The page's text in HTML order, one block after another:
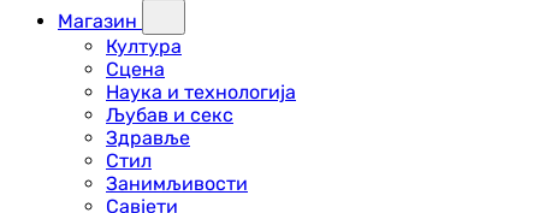
Магазин
Култура
Сцена
Наука и технологија
Љубав и секс
Здравље
Стил
Занимљивости
Савјети